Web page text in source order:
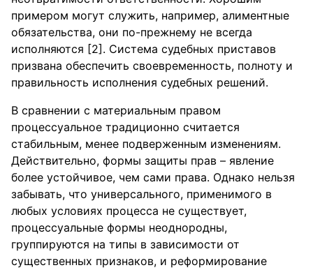
примером могут служить, например, алиментные
обязательства, они по-прежнему не всегда
исполняются [2]. Система судебных приставов
призвана обеспечить своевременность, полноту и
правильность исполнения судебных решений.
В сравнении с материальным правом
процессуальное традиционно считается
стабильным, менее подверженным изменениям.
Действительно, формы защиты прав – явление
более устойчивое, чем сами права. Однако нельзя
забывать, что универсального, применимого в
любых условиях процесса не существует,
процессуальные формы неоднородны,
группируются на типы в зависимости от
существенных признаков, и реформирование